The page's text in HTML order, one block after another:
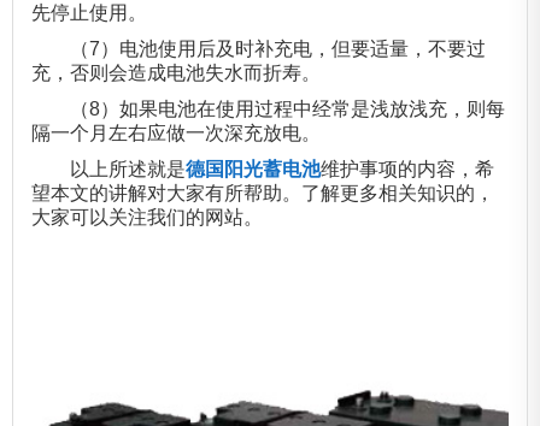
先停止使用。
（7）电池使用后及时补充电，但要适量，不要过
充，否则会造成电池失水而折寿。
（8）如果电池在使用过程中经常是浅放浅充，则每
隔一个月左右应做一次深充放电。
以上所述就是德国阳光蓄电池维护事项的内容，希
望本文的讲解对大家有所帮助。了解更多相关知识的，
大家可以关注我们的网站。